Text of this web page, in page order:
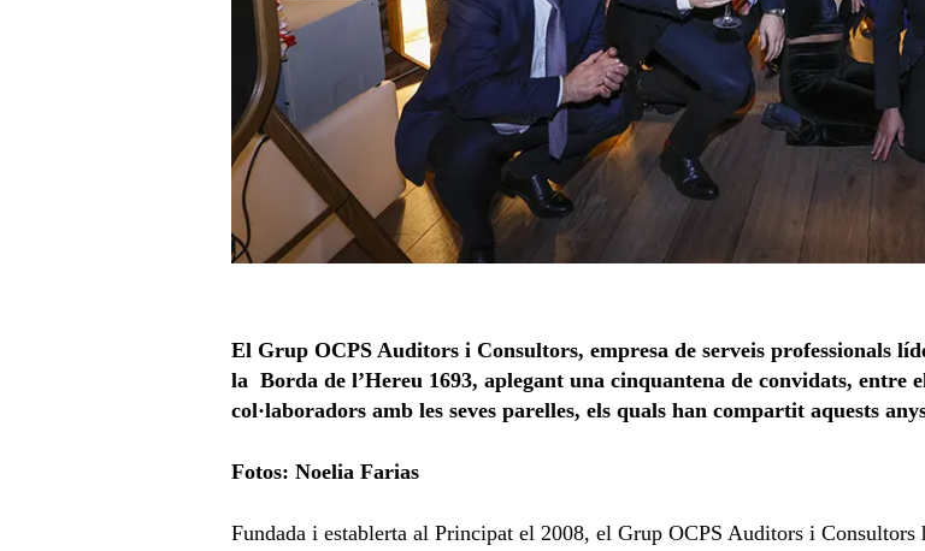
El Grup OCPS Auditors i Consultors, empresa de serveis professionals
la Borda de l’Hereu 1693, aplegant una cinquantena de convidats, entre
col·laboradors amb les seves parelles, els quals han compartit aquests
Fotos: Noelia Farias
Fundada i establerta al Principat el 2008, el Grup OCPS Auditors i